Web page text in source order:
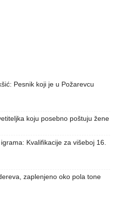
Pesnik koji je u Požarevcu
koju posebno poštuju žene
Kvalifikacije za višeboj 16.
zaplenjeno oko pola tone